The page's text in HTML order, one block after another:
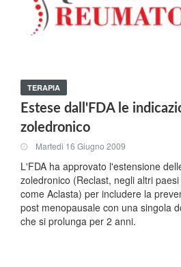
TERAPIA
Estese dall'FDA le
zoledronico
Martedi 16 Giugno 2009
L'FDA ha approvato l'estensione
zoledronico (Reclast, negli altri
come Aclasta) per includere la
post menopausale con una singola
che si prolunga per 2 anni.